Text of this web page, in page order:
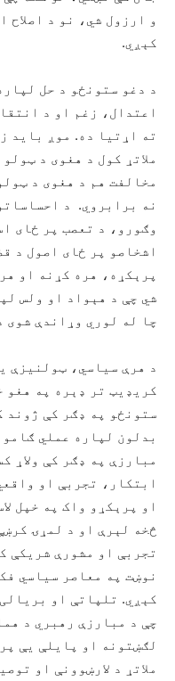
و ارزول شي، نو د
کېږي.
د دغو ستونځو د حل
اعتدال، زغم او د
ته اړتیا ده. موږ باید
ملاتړ کول د هغوی د
مخالفت هم د هغوی د
نه برابروي. د
وګورو، د تعصب پر ځای
اشخاصو پر ځای اصول د
پرېکړه، هره کړنه او
شي چې د هېواد او ولس
چا له لوري وړاندې شوی
د هرې سیاسي، ټولنیزې
کريډيټ تر ډېره په هغو
ستونځو په ډګر کې ژوند
بدلون لپاره عملي
مبارزې په ډګر کې ولاړ
ابتکار، تجربې او
او پرېکړو واک په خپل
څخه لېرې او د لمړۍ
تجربې او مشورې شریکې
نوښت په معاصر سیاسي
کېږي. تلپاتې او
چې د مبارزې رهبري د
لګښتونه او پایلې يې
ملاتړ د لارښوونې او